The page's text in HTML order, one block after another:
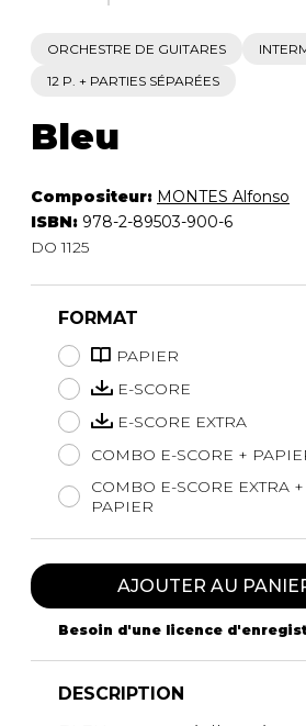
ORCHESTRE DE GUITARES
12 P. + PARTIES SÉPARÉES
Bleu
Compositeur: MONTES Alfonso
ISBN: 978-2-89503-900-6
DO 1125
FORMAT
PAPIER
E-SCORE
E-SCORE EXTRA
COMBO E-SCORE +
COMBO E-SCORE EXTRA +
PAPIER
AJOUTER AU
Besoin d'une licence
DESCRIPTION